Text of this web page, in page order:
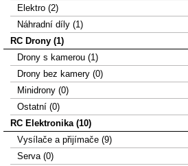
Elektro (2)
Náhradní díly (1)
RC Drony (1)
Drony s kamerou (1)
Drony bez kamery (0)
Minidrony (0)
Ostatní (0)
RC Elektronika (10)
Vysílače a přijímače (9)
Serva (0)